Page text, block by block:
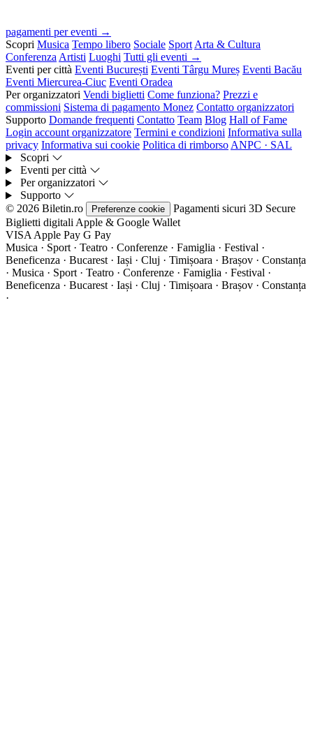
pagamenti per eventi →
Scopri Musica Tempo libero Sociale SportArta & Cultura
ConferenzaArtisti Luoghi Tutti gli eventi →
Eventi per città Eventi București Eventi Târgu Mureș Eventi Bacău
Eventi Miercurea-Ciuc Eventi Oradea
Per organizzatori Vendi biglietti Come funziona? Prezzi e
commissioni Sistema di pagamento Monez Contatto organizzatori
Supporto Domande frequenti Contatto Team Blog Hall of Fame
Login account organizzatore Termini e condizioni Informativa sulla
privacy Informativa sui cookie Politica di rimborsoANPC · SAL
Scopri
Eventi per città
Per organizzatori
Supporto
© 2026 Biletin.ro
Preferenze cookie Pagamenti sicuri 3D Secure
Biglietti digitaliApple & Google Wallet
VISAApple Pay G Pay
Musica · Sport · Teatro · Conferenze · Famiglia · Festival ·
Beneficenza · Bucarest · Iași · Cluj · Timișoara · Brașov · Constanța
· Musica · Sport · Teatro · Conferenze · Famiglia · Festival ·
Beneficenza · Bucarest · Iași · Cluj · Timișoara · Brașov · Constanța
·